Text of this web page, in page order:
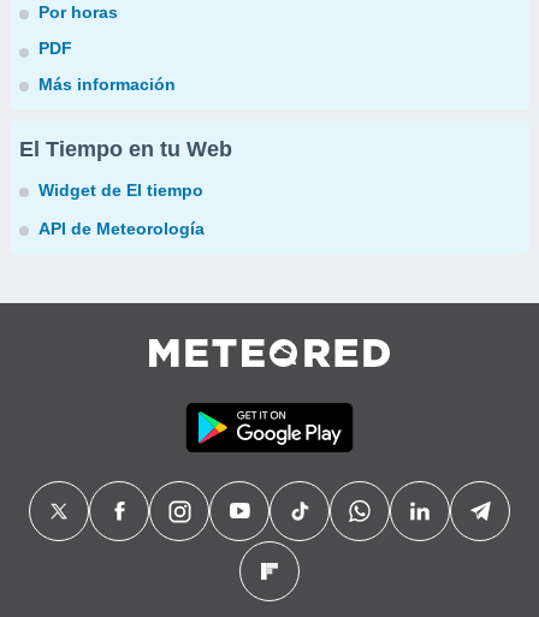
Por horas
PDF
Más información
El Tiempo en tu Web
Widget de El tiempo
API de Meteorología